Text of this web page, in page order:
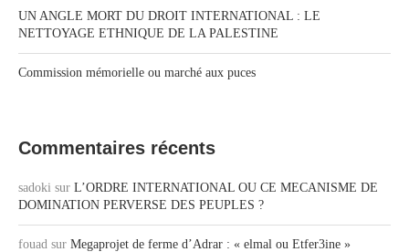
UN ANGLE MORT DU DROIT INTERNATIONAL : LE
NETTOYAGE ETHNIQUE DE LA PALESTINE
Commission mémorielle ou marché aux puces
Commentaires récents
sadoki sur L’ORDRE INTERNATIONAL OU CE MECANISME DE
DOMINATION PERVERSE DES PEUPLES ?
fouad sur Megaprojet de ferme d’Adrar : « elmal ou Etfer3ine »